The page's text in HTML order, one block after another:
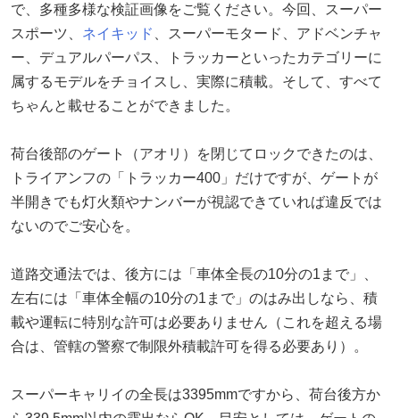
で、多種多様な検証画像をご覧ください。今回、スーパー
スポーツ、 ネイキッド
、スーパーモタード、アドベンチャ
ー、デュアルパーパス、トラッカーといったカテゴリーに
属するモデルをチョイスし、実際に積載。そして、すべて
ちゃんと載せることができました。
荷台後部のゲート（アオリ）を閉じてロックできたのは、
トライアンフの「トラッカー400」だけですが、ゲートが
半開きでも灯火類やナンバーが視認できていれば違反では
ないのでご安心を。
道路交通法では、後方には「車体全長の10分の1まで」、
左右には「車体全幅の10分の1まで」のはみ出しなら、積
載や運転に特別な許可は必要ありません（これを超える場
合は、管轄の警察で制限外積載許可を得る必要あり）。
スーパーキャリイの全長は3395mmですから、荷台後方か